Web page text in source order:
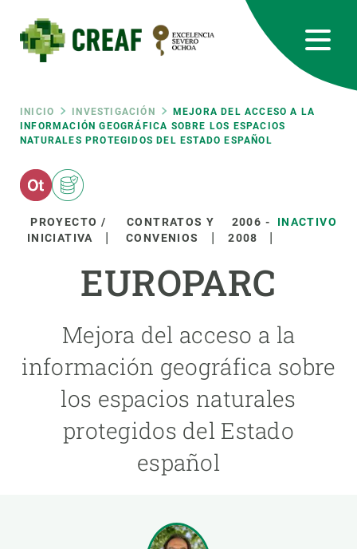
contenido
principal
Ruta
de
navegación
INICIO INVESTIGACIÓN
MEJORA DEL ACCESO A LA
INFORMACIÓN GEOGRÁFICA SOBRE LOS ESPACIOS
NATURALES PROTEGIDOS DEL ESTADO ESPAÑOL
PROYECTO /
INICIATIVA
CONTRATOS Y
CONVENIOS
2006 -
2008
INACTIVO
EUROPARC
Mejora del acceso a la
información geográfica sobre
los espacios naturales
protegidos del Estado
español
RRSS
Featured
responsive
Responsive
menu
SOBRE NOSOTROS
INVESTIGACIÓN
ÚNETE A NOSOTROS
PARTICIPA
NOTICIAS Y AGENDA